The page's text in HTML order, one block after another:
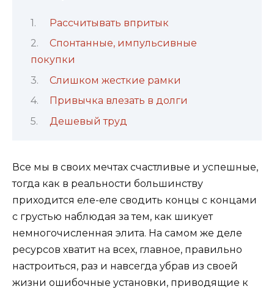
Рассчитывать впритык
Спонтанные, импульсивные
покупки
Слишком жесткие рамки
Привычка влезать в долги
Дешевый труд
Все мы в своих мечтах счастливые и успешные,
тогда как в реальности большинству
приходится еле-еле сводить концы с концами
с грустью наблюдая за тем, как шикует
немногочисленная элита. На самом же деле
ресурсов хватит на всех, главное, правильно
настроиться, раз и навсегда убрав из своей
жизни ошибочные установки, приводящие к